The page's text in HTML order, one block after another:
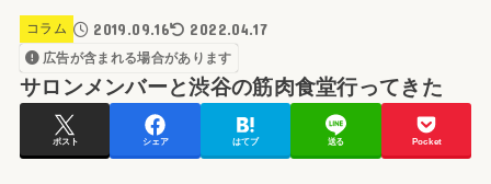
コラム 2019.09.16 2022.04.17
広告が含まれる場合があります
サロンメンバーと渋谷の筋肉食堂行ってきた
ポスト シェア はてブ 送る Pocket